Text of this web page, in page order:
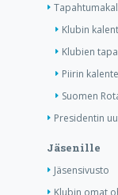
Klubin
Klubien
Piirin
Suomen
Presidentin
Jäsenille
Jäsensivusto